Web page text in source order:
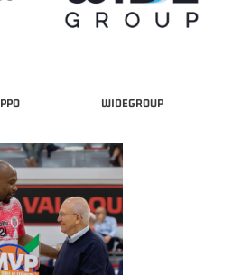
WIDEGROUP